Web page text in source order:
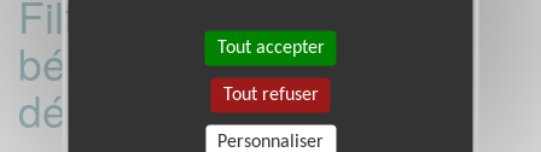
Filtrer les missions
bénévoles par
département :
Tout accepter
Tout refuser
Personnaliser